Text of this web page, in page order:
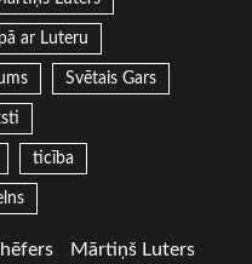
ar Luteru
Svētais Gars
ticība
Mārtiņš Luters